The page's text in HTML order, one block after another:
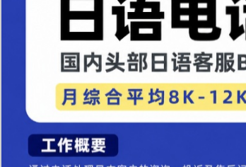
对于留学人员学成回国后办理学历学
各项手续来说，很有帮助。